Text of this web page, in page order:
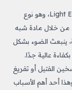
(LED) هي اختصار لـ Light Emitting Diode، وهو نوع
من خلال مادة شبه
ينبعث الضوء بشكل
عالية جدًا.
الفتيل أو تفريغ
أحد أهم الأسباب